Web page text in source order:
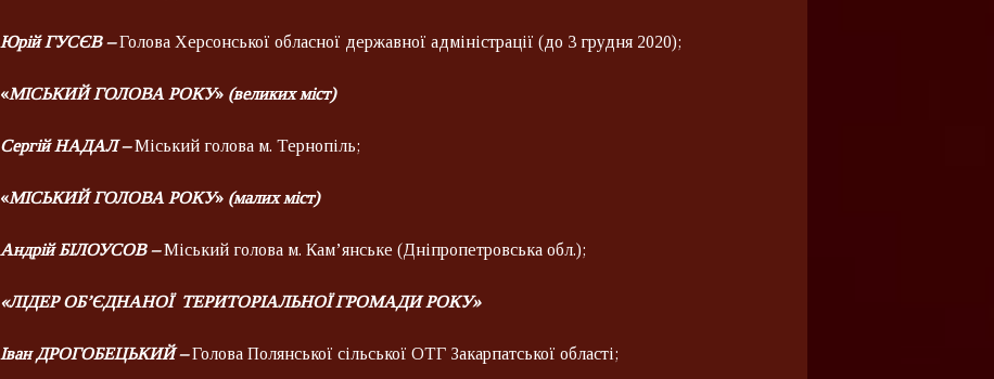
Юрій ГУСЄВ–Голова Херсонської обласної державної адміністрації (до 3 грудня 2020);
«МІСЬКИЙ ГОЛОВА РОКУ» (великих міст)
Сергій НАДАЛ–Міський голова м. Тернопіль;
«МІСЬКИЙ ГОЛОВА РОКУ» (малих міст)
Андрій БІЛОУСОВ–Міський голова м. Кам’янське (Дніпропетровська обл.);
«ЛІДЕР ОБ’ЄДНАНОЇ ТЕРИТОРІАЛЬНОЇ ГРОМАДИ РОКУ»
Іван ДРОГОБЕЦЬКИЙ –Голова Полянської сільської ОТГ Закарпатської області;